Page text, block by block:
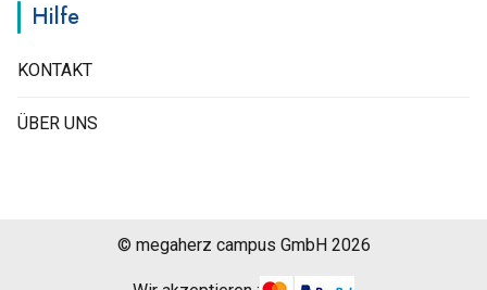
Hilfe
KONTAKT
ÜBER UNS
© megaherz campus GmbH 2026